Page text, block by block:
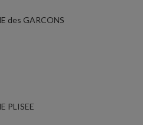
des GARCONS
PLISEE